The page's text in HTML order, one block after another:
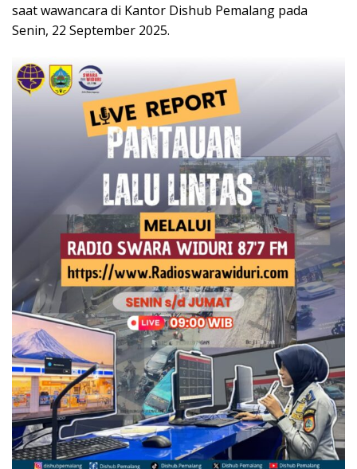
saat wawancara di Kantor Dishub Pemalang pada
Senin, 22 September 2025.